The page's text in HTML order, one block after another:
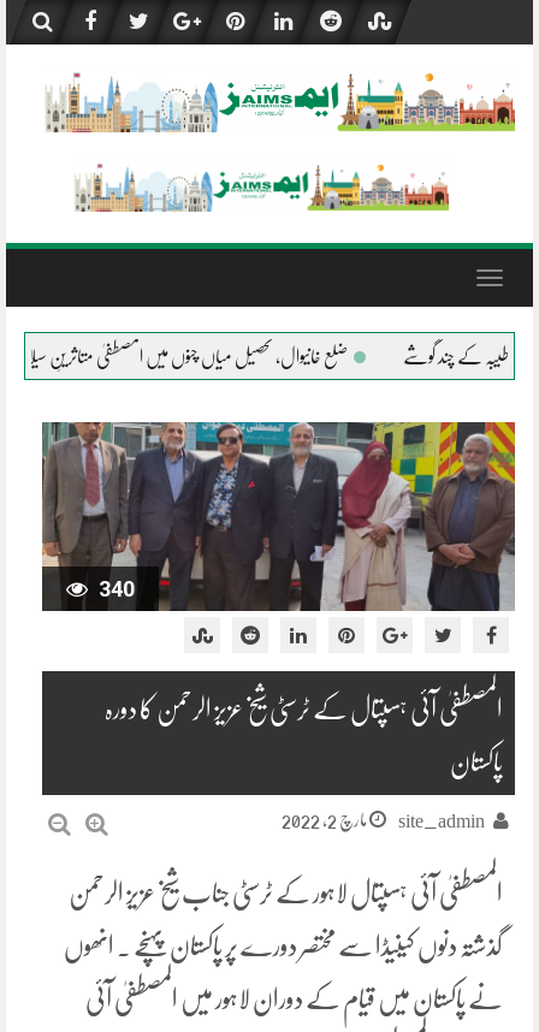
content
Toggle
تحصیل میاں چنوں میں المصطفیٰ متاثرینِ سیلاب کے شانہ بشانہ جلال پور پیروالا
340
المصطفیٰ آئی ہسپتال کے ٹرسٹی شیخ عزیز الرحمن کا دورہ
پاکستان
site_admin مارچ 2, 2022
المصطفیٰ آئی ہسپتال لاہور کے ٹرسٹی جناب شیخ عزیز الرحمن
گذشتہ دنوں کینیڈا سے مختصر دورے پر پاکستان پہنچے ۔ انھوں
نے پاکستان میں قیام کے دوران لاہور میں المصطفیٰ آئی